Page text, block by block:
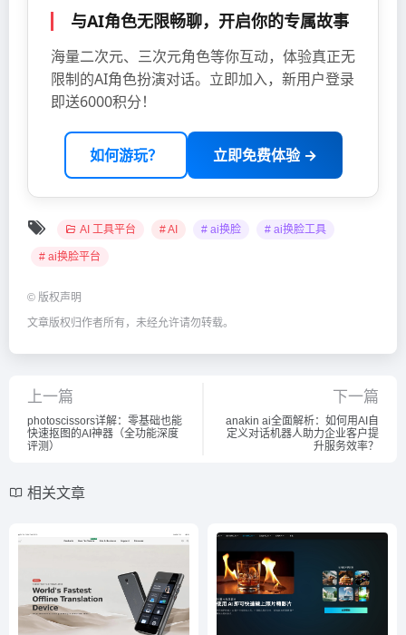
与AI角色无限畅聊，开启你的专属故事
海量二次元、三次元角色等你互动，体验真正无
限制的AI角色扮演对话。立即加入，新用户登录
即送6000积分！
如何游玩？ 立即免费体验 →
AI 工具平台 # AI # ai换脸 # ai换脸工具
# ai换脸平台
© 版权声明
文章版权归作者所有，未经允许请勿转载。
上一篇
photoscissors详解：零基础也能
快速抠图的AI神器（全功能深度
评测）
下一篇
anakin ai全面解析：如何用AI自
定义对话机器人助力企业客户提
升服务效率？
相关文章